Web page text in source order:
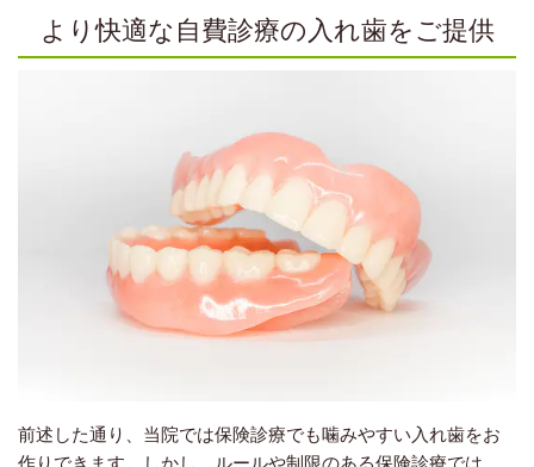
より快適な自費診療の入れ歯をご提供
前述した通り、当院では保険診療でも噛みやすい入れ歯をお
作りできます。しかし、ルールや制限のある保険診療では、